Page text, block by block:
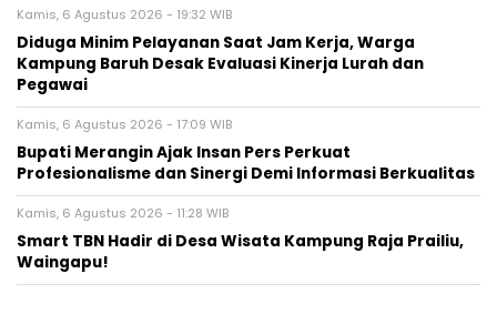
Kamis, 6 Agustus 2026 - 19:32 WIB
Diduga Minim Pelayanan Saat Jam Kerja, Warga
Kampung Baruh Desak Evaluasi Kinerja Lurah dan
Pegawai
Kamis, 6 Agustus 2026 - 17:09 WIB
Bupati Merangin Ajak Insan Pers Perkuat
Profesionalisme dan Sinergi Demi Informasi Berkualitas
Kamis, 6 Agustus 2026 - 11:28 WIB
Smart TBN Hadir di Desa Wisata Kampung Raja Prailiu,
Waingapu!